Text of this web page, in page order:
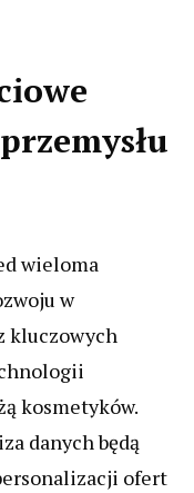
wieloma
w
kluczowych
kosmetyków.
danych będą
ofert